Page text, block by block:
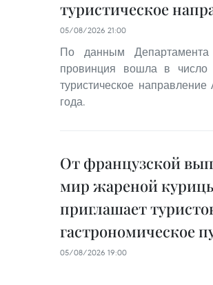
туристическое
05/08/2026 21:00
По данным Департамента
провинция вошла в число
туристическое
года.
От французской
мир жареной
приглашает
гастрономическое
05/08/2026 19:00